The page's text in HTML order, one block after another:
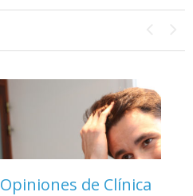
Opiniones de Clínica
Previous
Next